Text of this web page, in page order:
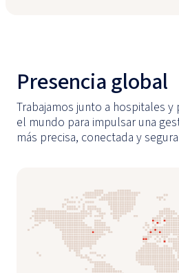
Presencia global
Trabajamos junto a hospitales
el mundo para impulsar una
más precisa, conectada y